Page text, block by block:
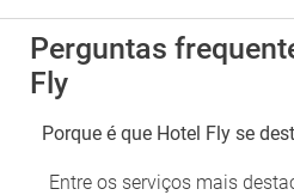
Perguntas
Fly
Porque é que Hotel Fly se
Entre os serviços mais